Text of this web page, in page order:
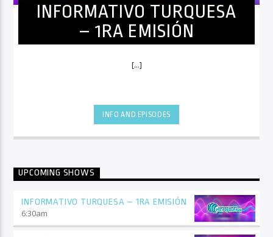
INFORMATIVO TURQUESA
– 1RA EMISIÓN
[...]
INFO AND EPISODES
UPCOMING SHOWS
INFORMATIVO TURQUESA – 1RA EMISIÓN
6:30am